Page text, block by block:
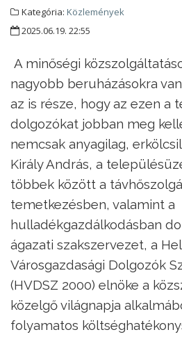
Kategória: Közlemények
2025.06.19. 22:55
A minőségi
nagyobb beruházásokra
az is része, hogy az ezen a
dolgozókat jobban meg
nemcsak anyagilag,
Király András, a
többek között a
temetkezésben, valamint a
hulladékgazdálkodásban
ágazati szakszervezet, a
Városgazdasági Dolgozók
(HVDSZ 2000) elnöke a
közelgő világnapja
folyamatos